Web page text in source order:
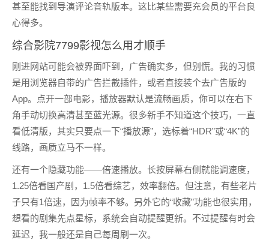
甚至能找到导演评论音轨版本。这比某些需要充会员的平台良
心得多。
综合影院7799影视怎么用才顺手
刚进网站可能会被界面吓到，广告确实多，但别慌。我的习惯
是用浏览器自带的广告拦截插件，或者直接装个去广告版的
App。点开一部电影，播放器默认是流畅画质，你可以在右下
角手动切换高清甚至蓝光源。很多新手不知道这个技巧，一直
看低清版，其实只要点一下“播放源”，选标着“HDR”或“4K”的
线路，画质立马不一样。
还有一个隐藏功能——倍速播放。长按屏幕右侧就能调速度，
1.25倍看国产剧，1.5倍看综艺，效率翻倍。但注意，有些老片
子只有1倍速，因为帧率不够。另外它的“收藏”功能也很实用，
想看的剧集先点星标，系统会自动提醒更新。不过提醒有时会
延迟，我一般还是自己每周刷一次。